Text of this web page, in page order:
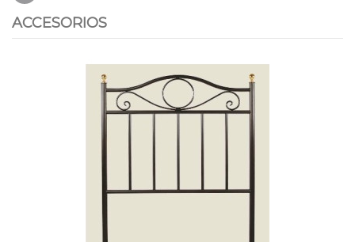
ACCESORIOS